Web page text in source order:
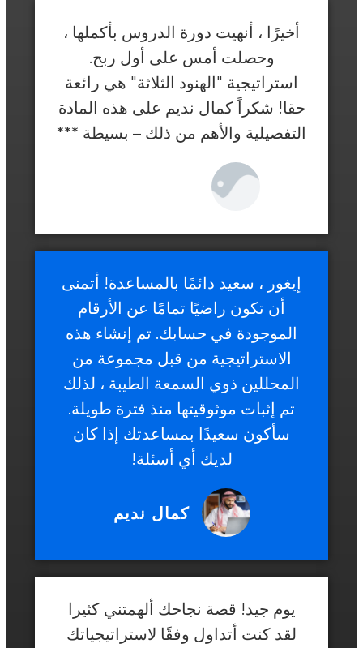
أخيرًا ، أنهيت دورة الدروس بأكملها ،
وحصلت أمس على أول ربح.
استراتيجية "الهنود الثلاثة" هي رائعة
حقا! شكراً كمال نديم على هذه المادة
التفصيلية والأهم من ذلك – بسيطة ***
إيغور ، سعيد دائمًا بالمساعدة! أتمنى
أن تكون راضيًا تمامًا عن الأرقام
الموجودة في حسابك. تم إنشاء هذه
الاستراتيجية من قبل مجموعة من
المحللين ذوي السمعة الطيبة ، لذلك
تم إثبات موثوقيتها منذ فترة طويلة.
سأكون سعيدًا بمساعدتك إذا كان
لديك أي أسئلة!
كمال نديم
يوم جيد! قصة نجاحك ألهمتني كثيرا
لقد كنت أتداول وفقًا لاستراتيجياتك